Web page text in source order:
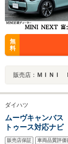
無
料
販売店： ＭＩＮＩ
ダイハツ
ムーヴキャンバ
トゥース対応ナ
電動スライドド
販売店保証 車両品質評価